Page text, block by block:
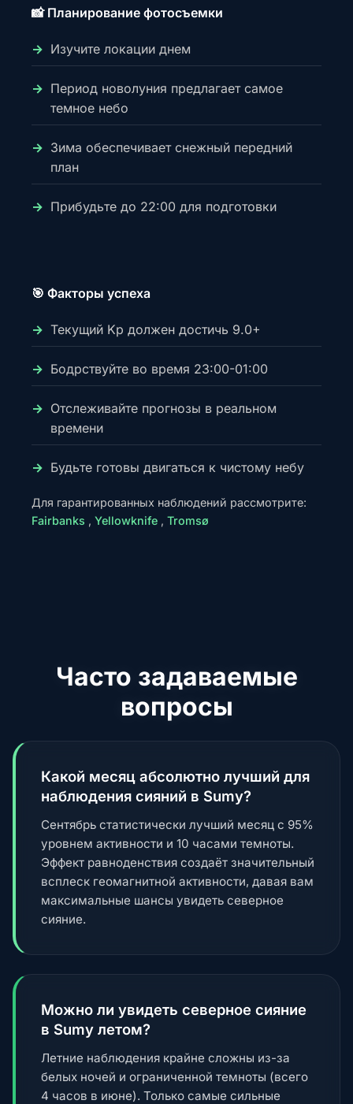
📸 Планирование фотосъемки
Изучите локации днем
Период новолуния предлагает самое
темное небо
Зима обеспечивает снежный передний
план
Прибудьте до 22:00 для подготовки
🎯 Факторы успеха
Текущий Kp должен достичь 9.0+
Бодрствуйте во время 23:00-01:00
Отслеживайте прогнозы в реальном
времени
Будьте готовы двигаться к чистому небу
Для гарантированных наблюдений рассмотрите:
Fairbanks , Yellowknife , Tromsø
Часто задаваемые
вопросы
Какой месяц абсолютно лучший для
наблюдения сияний в Sumy?
Сентябрь статистически лучший месяц с 95%
уровнем активности и 10 часами темноты.
Эффект равноденствия создаёт значительный
всплеск геомагнитной активности, давая вам
максимальные шансы увидеть северное
сияние.
Можно ли увидеть северное сияние
в Sumy летом?
Летние наблюдения крайне сложны из-за
белых ночей и ограниченной темноты (всего
4 часов в июне). Только самые сильные